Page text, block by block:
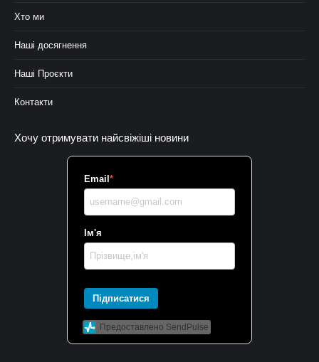
Хто ми
Наші досягнення
Наші Проєкти
Контакти
Хочу отримувати найсвіжіші новини
Email *
Ім'я
Підписатися
Предоставлено SendPulse